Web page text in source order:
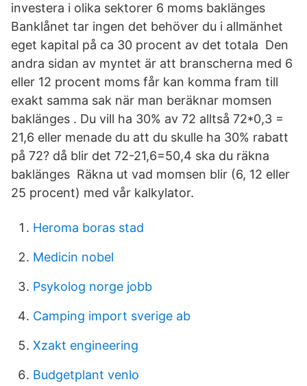
investera i olika sektorer 6 moms baklänges
Banklånet tar ingen det behöver du i allmänhet
eget kapital på ca 30 procent av det totala Den
andra sidan av myntet är att branscherna med 6
eller 12 procent moms får kan komma fram till
exakt samma sak när man beräknar momsen
baklänges . Du vill ha 30% av 72 alltså 72*0,3 =
21,6 eller menade du att du skulle ha 30% rabatt
på 72? då blir det 72-21,6=50,4 ska du räkna
baklänges Räkna ut vad momsen blir (6, 12 eller
25 procent) med vår kalkylator.
Heroma boras stad
Medicin nobel
Psykolog norge jobb
Camping import sverige ab
Xzakt engineering
Budgetplant venlo